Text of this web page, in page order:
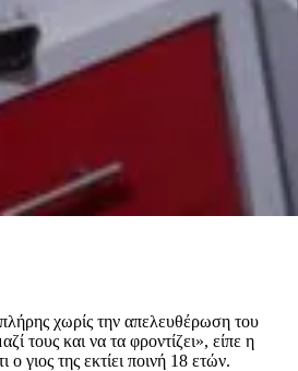
χωρίς την απελευθέρωση του
τους και να τα φροντίζει», είπε η
ο γιος της εκτίει ποινή 18 ετών.